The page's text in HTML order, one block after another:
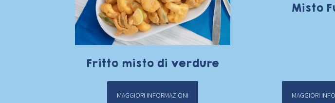
Fritto misto di verdure
MAGGIORI INFORMAZIONI
Misto
MAGGIORI